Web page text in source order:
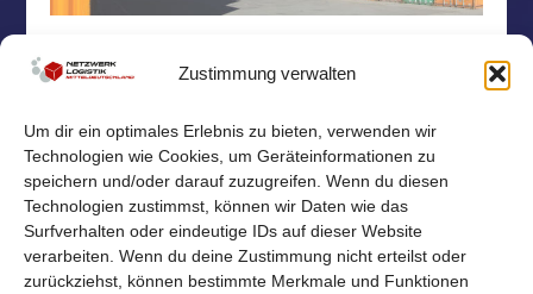
Zustimmung verwalten
Um dir ein optimales Erlebnis zu bieten, verwenden wir
Technologien wie Cookies, um Geräteinformationen zu
speichern und/oder darauf zuzugreifen. Wenn du diesen
Technologien zustimmst, können wir Daten wie das
Surfverhalten oder eindeutige IDs auf dieser Website
verarbeiten. Wenn du deine Zustimmung nicht erteilst oder
zurückziehst, können bestimmte Merkmale und Funktionen
MITTELDEUTSCHEN EXPORTTAG
Homepage
Logistiknetzwerk beim Mitteldeutschen Exporttag Am
13. September findet der 14. Mitteldeutsche...
WEITERLESEN